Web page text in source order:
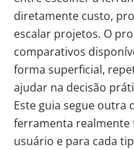
diretamente custo,
escalar projetos. O
comparativos
forma superficial,
ajudar na decisão
Este guia segue outra
ferramenta realmente
usuário e para cada